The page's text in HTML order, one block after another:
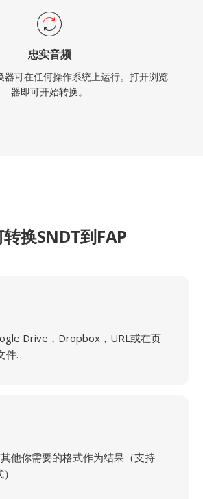
忠实音频
器可在任何操作系统上运行。打开浏览
器即可开始转换。
换SNDT到FAP
Drive，Dropbox，URL或在页
件.
他你需要的格式作为结果（支持